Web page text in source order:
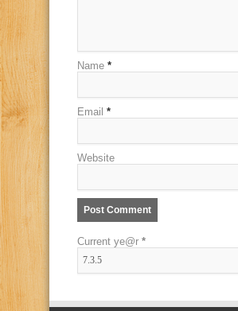
Name *
Email *
Website
Current ye@r *